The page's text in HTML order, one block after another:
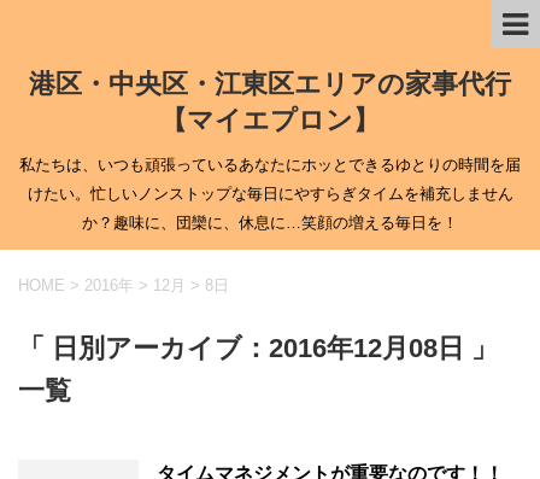
港区・中央区・江東区エリアの家事代行
【マイエプロン】
私たちは、いつも頑張っているあなたにホッとできるゆとりの時間を届
けたい。忙しいノンストップな毎日にやすらぎタイムを補充しません
か？趣味に、団欒に、休息に…笑顔の増える毎日を！
HOME > 2016年 > 12月 > 8日
「 日別アーカイブ：2016年12月08日 」
一覧
タイムマネジメントが重要なのです！！